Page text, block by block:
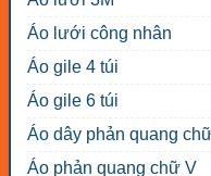
Áo lưới công nhân
Áo gile 4 túi
Áo gile 6 túi
Áo dây phản quang
Áo phản quang chữ V